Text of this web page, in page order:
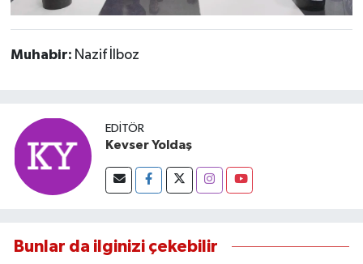
Muhabir: Nazif İlboz
EDITÖR
Kevser Yoldaş
Bunlar da ilginizi çekebilir